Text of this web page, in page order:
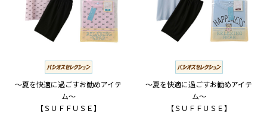
～夏を快適に過ごすお勧めアイテ
ム～
【ＳＵＦＦＵＳＥ】
～夏を快適に過ごすお勧めアイテ
ム～
【ＳＵＦＦＵＳＥ】